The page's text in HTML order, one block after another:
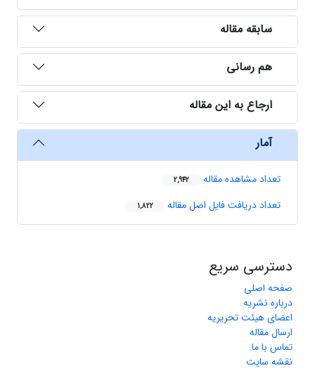
سابقه مقاله
هم رسانی
ارجاع به این مقاله
آمار
تعداد مشاهده مقاله 2,942
تعداد دریافت فایل اصل مقاله 1,822
دسترسی سریع
صفحه اصلی
درباره نشریه
اعضای هیئت تحریریه
ارسال مقاله
تماس با ما
نقشه سایت